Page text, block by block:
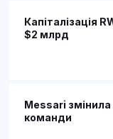
Капіталізація
$2 млрд
Messari змінила
команди